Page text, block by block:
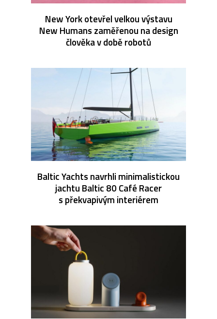
New York otevřel velkou výstavu
New Humans zaměřenou na design
člověka v době robotů
Baltic Yachts navrhli minimalistickou
jachtu Baltic 80 Café Racer
s překvapivým interiérem